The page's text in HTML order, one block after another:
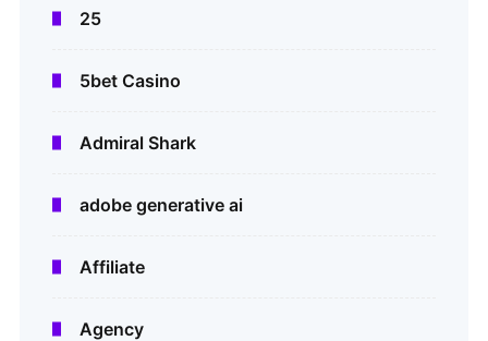
25
5bet Casino
Admiral Shark
adobe generative ai
Affiliate
Agency